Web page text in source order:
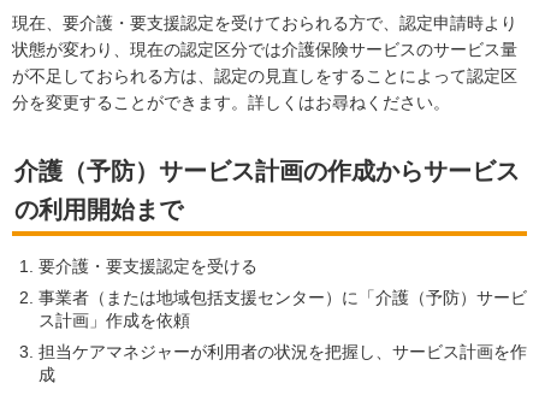
現在、要介護・要支援認定を受けておられる方で、認定申請時より
状態が変わり、現在の認定区分では介護保険サービスのサービス量
が不足しておられる方は、認定の見直しをすることによって認定区
分を変更することができます。詳しくはお尋ねください。
介護（予防）サービス計画の作成からサービス
の利用開始まで
要介護・要支援認定を受ける
事業者（または地域包括支援センター）に「介護（予防）サービ
ス計画」作成を依頼
担当ケアマネジャーが利用者の状況を把握し、サービス計画を作
成